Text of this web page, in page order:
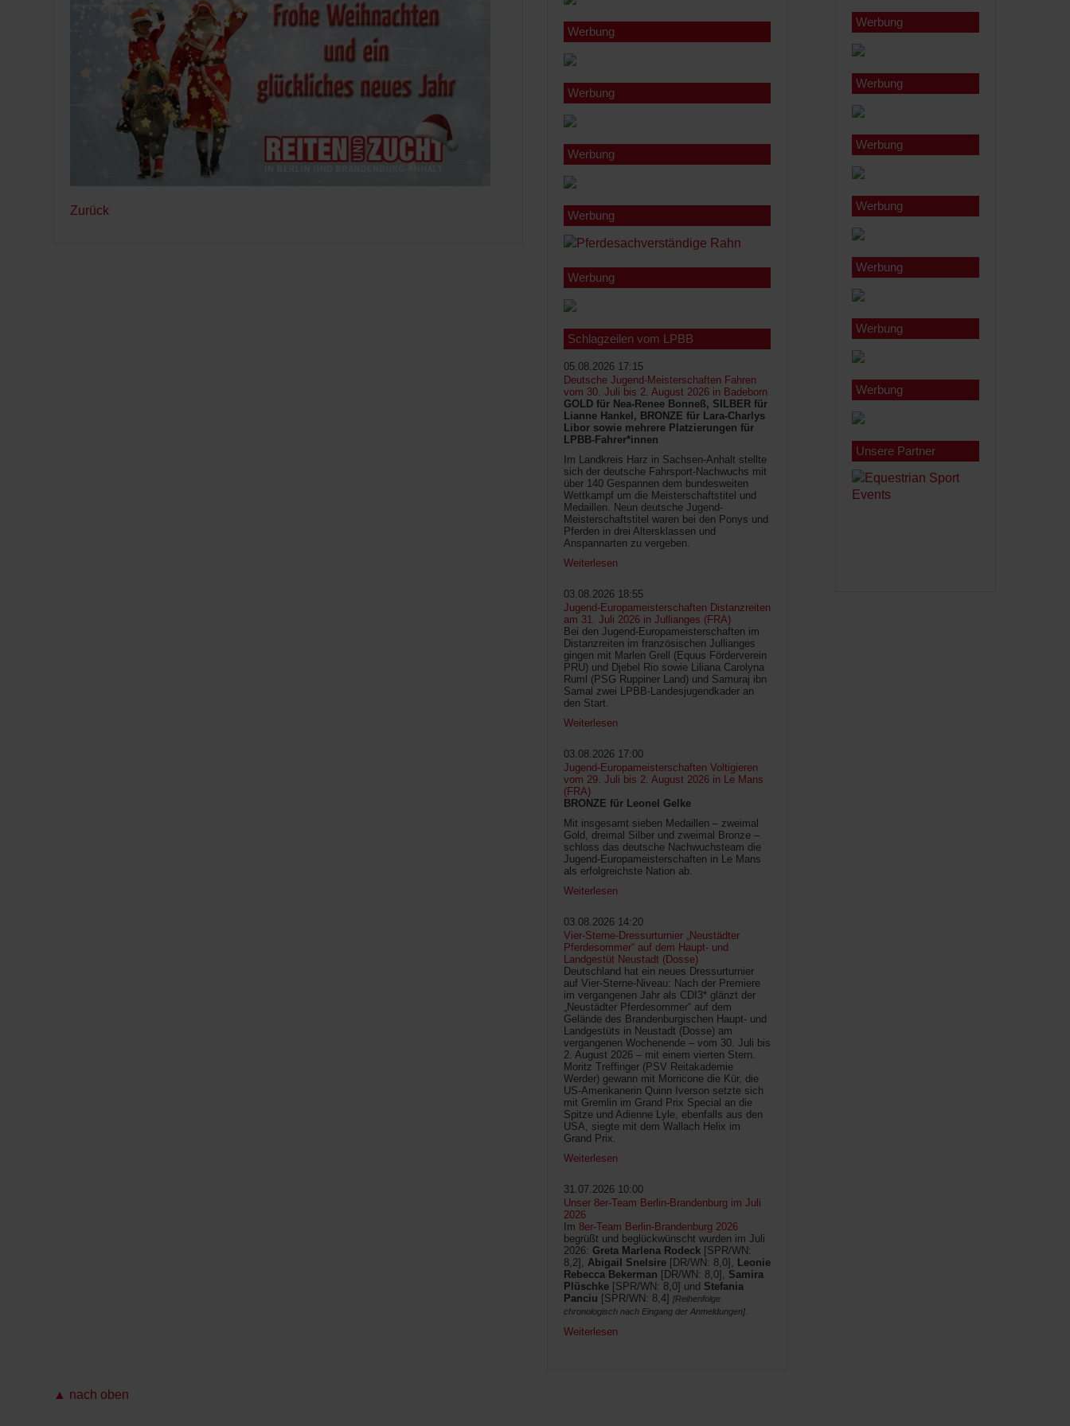
Zurück
Werbung
Werbung
Werbung
Werbung
Werbung
Schlagzeilen vom LPBB
05.08.2026 17:15
Deutsche Jugend-Meisterschaften Fahren
vom 30. Juli bis 2. August 2026 in Badeborn
GOLD für Nea-Renee Bonneß, SILBER für
Lianne Hankel, BRONZE für Lara-Charlys
Libor sowie mehrere Platzierungen für
LPBB-Fahrer*innen
Im Landkreis Harz in Sachsen-Anhalt stellte
sich der deutsche Fahrsport-Nachwuchs mit
über 140 Gespannen dem bundesweiten
Wettkampf um die Meisterschaftstitel und
Medaillen. Neun deutsche Jugend-
Meisterschaftstitel waren bei den Ponys und
Pferden in drei Altersklassen und
Anspannarten zu vergeben.
Weiterlesen
03.08.2026 18:55
Jugend-Europameisterschaften Distanzreiten
am 31. Juli 2026 in Jullianges (FRA)
Bei den Jugend-Europameisterschaften im
Distanzreiten im französischen Jullianges
gingen mit Marlen Grell (Equus Förderverein
PRU) und Djebel Rio sowie Liliana Carolyna
Ruml (PSG Ruppiner Land) und Samuraj ibn
Samal zwei LPBB-Landesjugendkader an
den Start.
Weiterlesen
03.08.2026 17:00
Jugend-Europameisterschaften Voltigieren
vom 29. Juli bis 2. August 2026 in Le Mans
(FRA)
BRONZE für Leonel Gelke
Mit insgesamt sieben Medaillen – zweimal
Gold, dreimal Silber und zweimal Bronze –
schloss das deutsche Nachwuchsteam die
Jugend-Europameisterschaften in Le Mans
als erfolgreichste Nation ab.
Weiterlesen
03.08.2026 14:20
Vier-Sterne-Dressurturnier „Neustädter
Pferdesommer“ auf dem Haupt- und
Landgestüt Neustadt (Dosse)
Deutschland hat ein neues Dressurturnier
auf Vier-Sterne-Niveau: Nach der Premiere
im vergangenen Jahr als CDI3* glänzt der
„Neustädter Pferdesommer“ auf dem
Gelände des Brandenburgischen Haupt- und
Landgestüts in Neustadt (Dosse) am
vergangenen Wochenende – vom 30. Juli bis
2. August 2026 – mit einem vierten Stern.
Moritz Treffinger (PSV Reitakademie
Werder) gewann mit Morricone die Kür, die
US-Amerikanerin Quinn Iverson setzte sich
mit Gremlin im Grand Prix Special an die
Spitze und Adienne Lyle, ebenfalls aus den
USA, siegte mit dem Wallach Helix im
Grand Prix.
Weiterlesen
31.07.2026 10:00
Unser 8er-Team Berlin-Brandenburg im Juli
2026
Im 8er-Team Berlin-Brandenburg 2026
begrüßt und beglückwünscht wurden im Juli
2026: Greta Marlena Rodeck [SPR/WN:
8,2], Abigail Snelsire [DR/WN: 8,0], Leonie
Rebecca Bekerman [DR/WN: 8,0], Samira
Plüschke [SPR/WN: 8,0] und Stefania
Panciu [SPR/WN: 8,4] [Reihenfolge
chronologisch nach Eingang der Anmeldungen].
Weiterlesen
Werbung
Werbung
Werbung
Werbung
Werbung
Werbung
Werbung
Unsere Partner
▲ nach oben